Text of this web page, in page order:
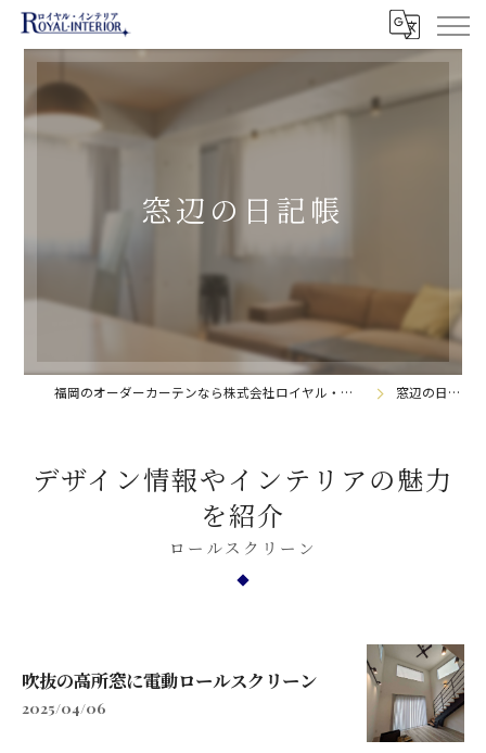
窓辺の日記帳
福岡のオーダーカーテンなら株式会社ロイヤル・インテリア 窓辺の日記帳
デザイン情報やインテリアの魅力
を紹介
ロールスクリーン
吹抜の高所窓に電動ロールスクリーン
2025/04/06